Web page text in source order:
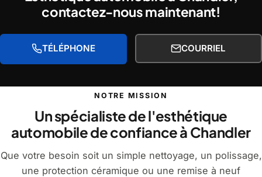
contactez-nous maintenant!
TÉLÉPHONE COURRIEL
NOTRE MISSION
Un spécialiste de l'esthétique
automobile de confiance à Chandler
Que votre besoin soit un simple nettoyage, un polissage,
une protection céramique ou une remise à neuf